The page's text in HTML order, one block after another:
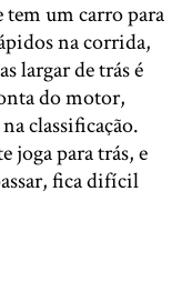
um carro para
na corrida,
largar de trás é
do motor,
classificação.
joga para trás, e
fica difícil